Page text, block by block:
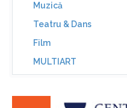
Muzică
Teatru & Dans
Film
MULTIART